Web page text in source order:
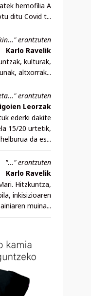
hemofilia A
ditu Covid t...
erantzuten
Karlo Ravelik
kulturak,
altxorrak...
erantzuten
Leorzak
ederki dakite
15/20 urtetik,
da es...
"..." erantzuten
Karlo Ravelik
Hitzkuntza,
inkisizioaren
muina...